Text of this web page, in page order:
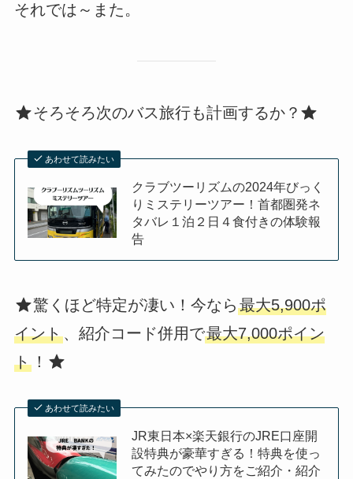
それでは～また。
そろそろ次のバス旅行も計画するか？
あわせて読みたい
クラブツーリズムの2024年びっく
りミステリーツアー！首都圏発ネ
タバレ１泊２日４食付きの体験報
告
驚くほど特定が凄い！今なら 最大5,900ポ
イント、紹介コード併用で最大7,000ポイン
ト！
あわせて読みたい
JR東日本×楽天銀行のJRE口座開
設特典が豪華すぎる！特典を使っ
てみたのでやり方をご紹介・紹介